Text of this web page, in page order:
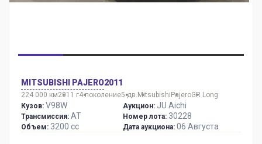
MITSUBISHI PAJERO2011
224 000 км2011 г4 поколение5 дв. MitsubishiPajeroGR Long
Кузов: V98W
Трансмиссия: AT
Объем: 3200 сс
Аукцион: JU Aichi
Номер лота: 30228
Дата аукциона: 06 Августа